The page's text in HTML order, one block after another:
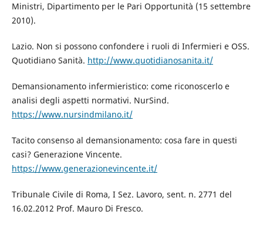
Ministri, Dipartimento per le Pari Opportunità (15 settembre
2010).
Lazio. Non si possono confondere i ruoli di Infermieri e OSS.
Quotidiano Sanità. http://www.quotidianosanita.it/
Demansionamento infermieristico: come riconoscerlo e
analisi degli aspetti normativi. NurSind.
https://www.nursindmilano.it/
Tacito consenso al demansionamento: cosa fare in questi
casi? Generazione Vincente.
https://www.generazionevincente.it/
Tribunale Civile di Roma, I Sez. Lavoro, sent. n. 2771 del
16.02.2012 Prof. Mauro Di Fresco.